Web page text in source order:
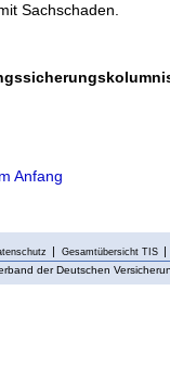
Sachschaden.
Anfang
Gesamtübersicht TIS
der Deutschen